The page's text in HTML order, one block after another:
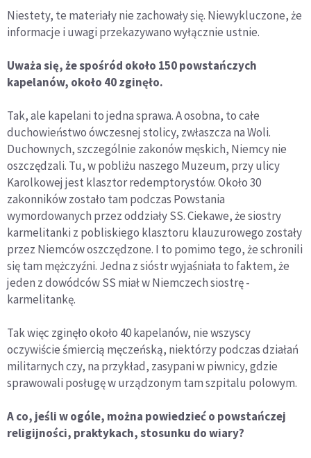
Niestety, te materiały nie zachowały się. Niewykluczone, że
informacje i uwagi przekazywano wyłącznie ustnie.
Uważa się, że spośród około 150 powstańczych
kapelanów, około 40 zginęło.
Tak, ale kapelani to jedna sprawa. A osobna, to całe
duchowieństwo ówczesnej stolicy, zwłaszcza na Woli.
Duchownych, szczególnie zakonów męskich, Niemcy nie
oszczędzali. Tu, w pobliżu naszego Muzeum, przy ulicy
Karolkowej jest klasztor redemptorystów. Około 30
zakonników zostało tam podczas Powstania
wymordowanych przez oddziały SS. Ciekawe, że siostry
karmelitanki z pobliskiego klasztoru klauzurowego zostały
przez Niemców oszczędzone. I to pomimo tego, że schronili
się tam mężczyźni. Jedna z sióstr wyjaśniała to faktem, że
jeden z dowódców SS miał w Niemczech siostrę -
karmelitankę.
Tak więc zginęło około 40 kapelanów, nie wszyscy
oczywiście śmiercią męczeńską, niektórzy podczas działań
militarnych czy, na przykład, zasypani w piwnicy, gdzie
sprawowali posługę w urządzonym tam szpitalu polowym.
A co, jeśli w ogóle, można powiedzieć o powstańczej
religijności, praktykach, stosunku do wiary?